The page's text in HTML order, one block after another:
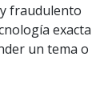
fraudulento
exacta
un tema o